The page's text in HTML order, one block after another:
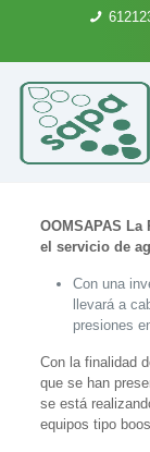
OOMSAPAS
el servicio de
Con una
llevará a
presiones
Con la finalidad
que se han
se está
equipos tipo